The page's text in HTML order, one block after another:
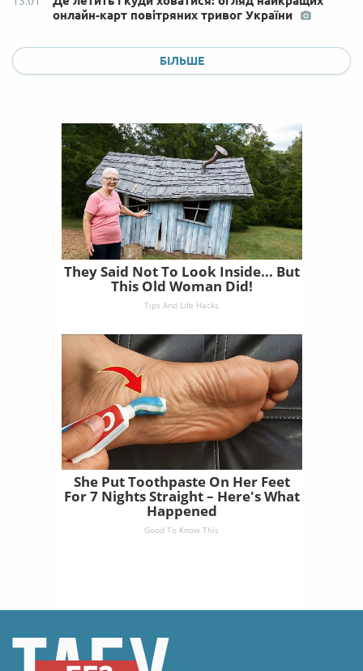
онлайн-карт повітряних тривог України
БІЛЬШЕ
They Said Not To Look Inside... But
This Old Woman Did!
Tips And Life Hacks
She Put Toothpaste On Her Feet
For 7 Nights Straight – Here's What
Happened
Good To Know This